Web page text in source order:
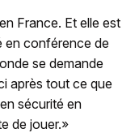
France. Et elle est
en conférence de
se demande
après tout ce que
sécurité en
de jouer.»